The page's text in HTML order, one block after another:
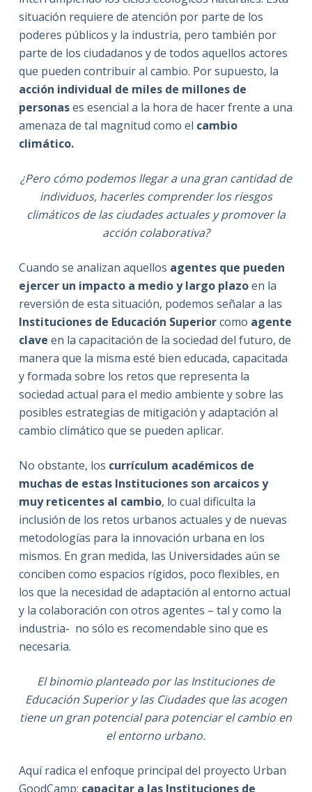
situación requiere de atención por parte de los
poderes públicos y la industria, pero también por
parte de los ciudadanos y de todos aquellos actores
que pueden contribuir al cambio. Por supuesto, la
acción individual de miles de millones de
personases esencial a la hora de hacer frente a una
amenaza de tal magnitud como el cambio
climático.
¿Pero cómo podemos llegar a una gran cantidad de
individuos, hacerles comprender los riesgos
climáticos de las ciudades actuales y promover la
acción colaborativa?
Cuando se analizan aquellos agentes que pueden
ejercer un impacto a medio y largo plazoen la
reversión de esta situación, podemos señalar a las
Instituciones de Educación Superiorcomo agente
clave en la capacitación de la sociedad del futuro, de
manera que la misma esté bien educada, capacitada
y formada sobre los retos que representa la
sociedad actual para el medio ambiente y sobre las
posibles estrategias de mitigación y adaptación al
cambio climático que se pueden aplicar.
No obstante, los currículum académicos de
muchas de estas Instituciones son arcaicos y
muy reticentes al cambio, lo cual dificulta la
inclusión de los retos urbanos actuales y de nuevas
metodologías para la innovación urbana en los
mismos. En gran medida, las Universidades aún se
conciben como espacios rígidos, poco flexibles, en
los que la necesidad de adaptación al entorno actual
y la colaboración con otros agentes – tal y como la
industria- no sólo es recomendable sino que es
necesaria.
El binomio planteado por las Instituciones de
Educación Superior y las Ciudades que las acogen
tiene un gran potencial para potenciar el cambio en
el entorno urbano.
Aquí radica el enfoque principal del proyecto Urban
GoodCamp: capacitar a las Instituciones de